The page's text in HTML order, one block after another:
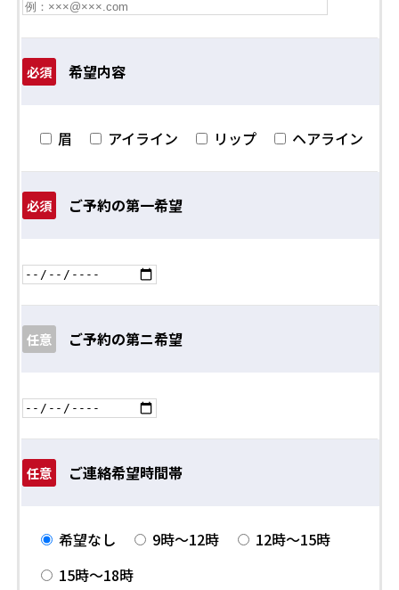
必須 希望内容
眉 アイライン リップ ヘアライン
必須 ご予約の第一希望
任意 ご予約の第ニ希望
任意 ご連絡希望時間帯
希望なし 9時～12時
12時～15時
15時～18時